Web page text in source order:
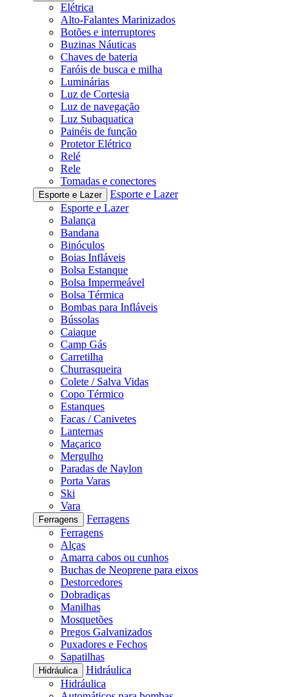
Elétrica
Alto-Falantes Marinizados
Botões e interruptores
Buzinas Náuticas
Chaves de bateria
Faróis de busca e milha
Luminárias
Luz de Cortesia
Luz de navegação
Luz Subaquatica
Painéis de função
Protetor Elétrico
Relé
Rele
Tomadas e conectores
Esporte e Lazer
Esporte e Lazer
Esporte e Lazer
Balança
Bandana
Binóculos
Boias Infláveis
Bolsa Estanque
Bolsa Impermeável
Bolsa Térmica
Bombas para Infláveis
Bússolas
Caiaque
Camp Gás
Carretilha
Churrasqueira
Colete / Salva Vidas
Copo Térmico
Estanques
Facas / Canivetes
Lanternas
Maçarico
Mergulho
Paradas de Naylon
Porta Varas
Ski
Vara
Ferragens
Ferragens
Ferragens
Alças
Amarra cabos ou cunhos
Buchas de Neoprene para eixos
Destorcedores
Dobradiças
Manilhas
Mosquetões
Pregos Galvanizados
Puxadores e Fechos
Sapatilhas
Hidráulica
Hidráulica
Hidráulica